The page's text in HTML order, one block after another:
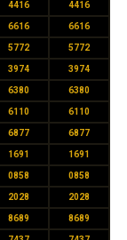
4416 4416
6616 6616
5772 5772
3974 3974
6380 6380
6110 6110
6877 6877
1691 1691
0858 0858
2028 2028
8689 8689